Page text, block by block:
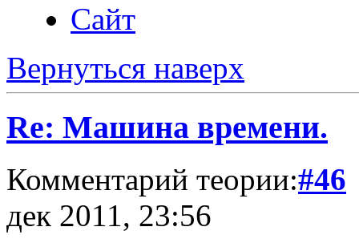
Сайт
Вернуться наверх
Re: Машина времени.
Комментарий теории:#46
дек 2011, 23:56